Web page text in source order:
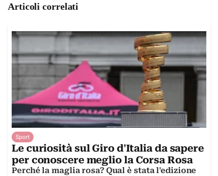
Articoli correlati
Sport
Le curiosità sul Giro d'Italia da sapere
per conoscere meglio la Corsa Rosa
Perché la maglia rosa? Qual è stata l'edizione